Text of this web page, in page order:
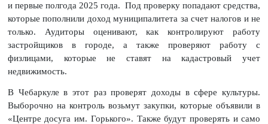
и первые полгода 2025 года. Под проверку попадают средства,
которые пополнили доход муниципалитета за счет налогов и не
только. Аудиторы оценивают, как контролируют работу
застройщиков в городе, а также проверяют работу с
физлицами, которые не ставят на кадастровый учет
недвижимость.
В Чебаркуле в этот раз проверят доходы в сфере культуры.
Выборочно на контроль возьмут закупки, которые объявили в
«Центре досуга им. Горького». Также будут проверять и само